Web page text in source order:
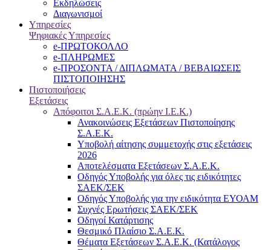
Εκδηλώσεις
Διαγωνισμοί
Υπηρεσίες
Ψηφιακές Υπηρεσίες
e-ΠΡΩΤΟΚΟΛΛΟ
e-ΠΛΗΡΩΜΕΣ
e-ΠΡΟΣΟΝΤΑ / ΔΙΠΛΩΜΑΤΑ / ΒΕΒΑΙΩΣΕΙΣ
ΠΙΣΤΟΠΟΙΗΣΗΣ
Πιστοποιήσεις
Εξετάσεις
Απόφοιτοι Σ.Α.Ε.Κ. (πρώην Ι.Ε.Κ.)
Ανακοινώσεις Εξετάσεων Πιστοποίησης
Σ.Α.Ε.Κ.
Υποβολή αίτησης συμμετοχής στις εξετάσεις
2026
Αποτελέσματα Εξετάσεων Σ.Α.Ε.Κ.
Οδηγός Υποβολής για όλες τις ειδικότητες
ΣΑΕΚ/ΣΕΚ
Οδηγός Υποβολής για την ειδικότητα ΕΥΟΑΜ
Συχνές Ερωτήσεις ΣΑΕΚ/ΣΕΚ
Οδηγοί Κατάρτισης
Θεσμικό Πλαίσιο Σ.Α.Ε.Κ.
Θέματα Εξετάσεων Σ.Α.Ε.Κ. (Κατάλογος